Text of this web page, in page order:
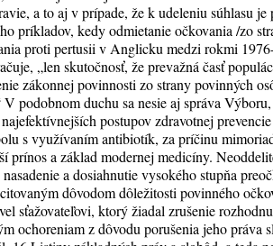
a to aj v prípade, že k udeleniu súhlasu je
príkladov, kedy odmietanie očkovania /zo
proti pertusii v Anglicku medzi rokmi
„len skutočnosť, že prevažná časť
zákonnej povinnosti zo strany povinných
podobnom duchu sa nesie aj správa
postupov zdravotnej
s využívaním antibiotík, za príčinu
prínos a základ modernej medicíny.
a dosiahnutie vysokého stupňa
dôvodom dôležitosti povinného
sťažovateľovi, ktorý žiadal zrušenie
ochoreniam z dôvodu porušenia jeho práva